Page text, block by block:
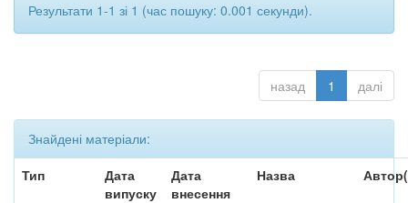
Результати 1-1 зі 1 (час пошуку: 0.001 секунди).
назад 1 далі
Знайдені матеріали:
Тип
Дата
випуску
Дата
внесення
Назва